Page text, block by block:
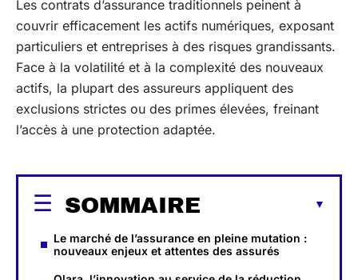
Les contrats d’assurance traditionnels peinent à
couvrir efficacement les actifs numériques, exposant
particuliers et entreprises à des risques grandissants.
Face à la volatilité et à la complexité des nouveaux
actifs, la plupart des assureurs appliquent des
exclusions strictes ou des primes élevées, freinant
l’accès à une protection adaptée.
SOMMAIRE
Le marché de l’assurance en pleine mutation :
nouveaux enjeux et attentes des assurés